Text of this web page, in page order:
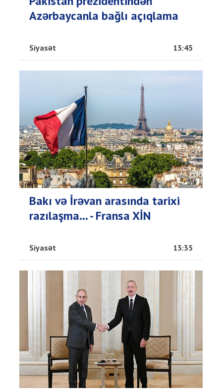
Azərbaycanla bağlı açıqlama
Siyasət 13:45
Bakı və İrəvan arasında tarixi
razılaşma... - Fransa XİN
Siyasət 13:35